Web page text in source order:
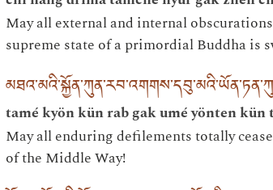
May all external and internal
supreme state of a primordial Buddha is
tamé kyön kün rab gak umé yönten
May all enduring defilements totally
of the Middle Way!